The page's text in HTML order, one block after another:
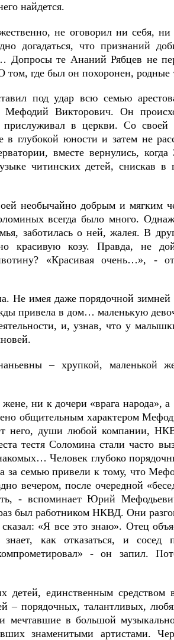
найдется.
не оговорил ни себя,
догадаться, что признаний
Допросы те Ананий Рябцев не
том, где был он похоронен, родные
под удар всю семью
Викторович. Он
прислуживал в церкви. Со
глубокой юности и затем не
вместе вернулись, когда
читинских детей, снискав в
необычайно добрым и мягким
всегда было много.
заботилась о ней, жалея. В
красивую козу. Правда, не
«Красивая очень…», -
Не имея даже порядочной зимней
привела в дом… маленькую
и, узнав, что у
– хрупкой, маленькой
ни к дочери «врага народа», а
общительным характером
него, души любой компании,
тестя Соломина стали часто
Человек глубоко
за семью привели к тому, что
вечером, после очередной
- вспоминает Юрий
был работником НКВД. Они
«Я все это знаю». Отец
как отказаться, и сосед
- он запил.
детей, единственным средством
– порядочных, талантливых,
в большой
знаменитыми артистами.